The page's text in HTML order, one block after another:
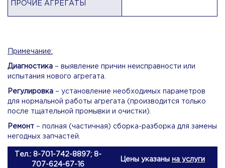
ПРОЧИЕ АГРЕГАТЫ
Примечание:
Диагностика – выявление причин неисправности или
испытания нового агрегата.
Регулировка – установление необходимых параметров
для нормальной работы агрегата (производится только
после тщательной промывки и очистки).
Ремонт – полная (частичная) сборка-разборка для замены
негодных запчастей.
Тел.: 8-701-742-8897; 8-
707-624-67-16
Цены указаны на услуги